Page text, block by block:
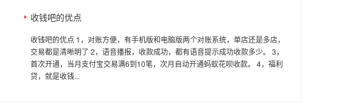
收钱吧的优点
收钱吧的优点 1，对账方便，有手机版和电脑版两个对账系统，单店还是多店，
交易都是清晰明了 2，语音播报，收款成功，都有语音提示成功收款多少。 3，
首次开通，当月支付宝交易满6到10笔，次月自动开通蚂蚁花呗收款。 4，福利
贷，就是收钱...